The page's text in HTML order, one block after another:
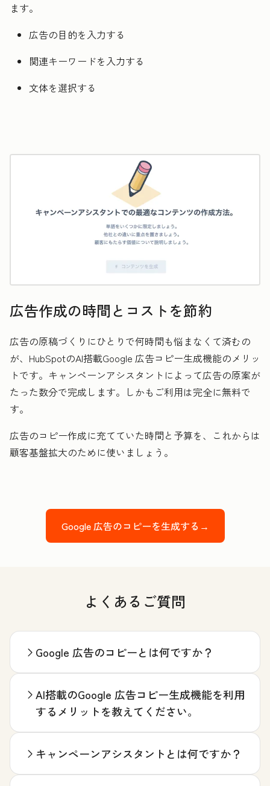
ます。
広告の目的を入力する
関連キーワードを入力する
文体を選択する
広告作成の時間とコストを節約
広告の原稿づくりにひとりで何時間も悩まなくて済むの
が、HubSpotのAI搭載Google 広告コピー生成機能のメリッ
トです。キャンペーンアシスタントによって広告の原案が
たった数分で完成します。しかもご利用は完全に無料で
す。
広告のコピー作成に充てていた時間と予算を、これからは
顧客基盤拡大のために使いましょう。
Google 広告のコピーを生成する→
よくあるご質問
Google 広告のコピーとは何ですか？
AI搭載のGoogle 広告コピー生成機能を利用
するメリットを教えてください。
キャンペーンアシスタントとは何ですか？